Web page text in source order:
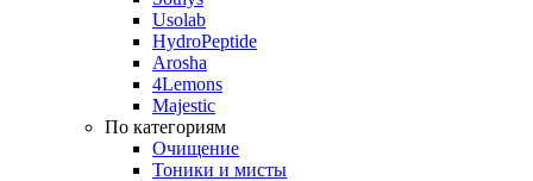
Usolab
HydroPeptide
Arosha
4Lemons
Majestic
По категориям
Очищение
Тоники и мисты